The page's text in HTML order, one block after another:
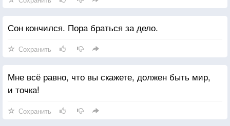
Сон кончился. Пора браться за дело.
Сохранить
Мне всё равно, что вы скажете, должен быть мир,
и точка!
Сохранить